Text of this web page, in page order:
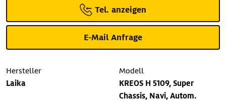
Tel. anzeigen
E-Mail Anfrage
Hersteller
Laika
Modell
KREOS H 5109, Super
Chassis, Navi, Autom.